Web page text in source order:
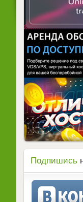
Подпишись